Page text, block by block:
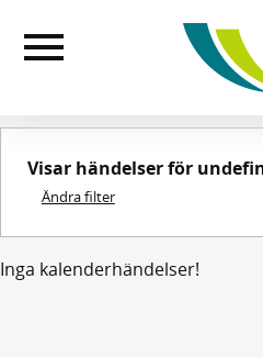
huvudinnehållet
Visar händelser för
Ändra filter
Inga kalenderhändelser!